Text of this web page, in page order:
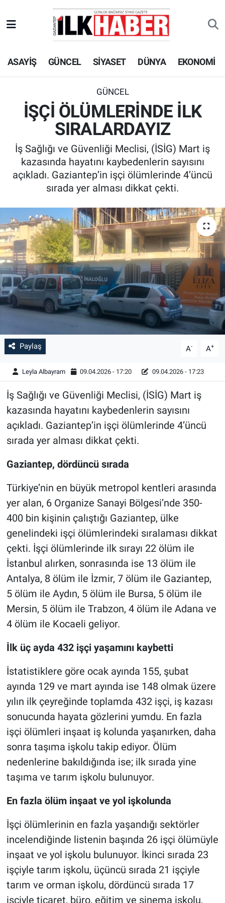
ASAYİŞ GÜNCEL SİYASET DÜNYA EKONOMİ
GÜNCEL
İŞÇİ ÖLÜMLERİNDE İLK
SIRALARDAYIZ
İş Sağlığı ve Güvenliği Meclisi, (İSİG) Mart iş
kazasında hayatını kaybedenlerin sayısını
açıkladı. Gaziantep’in işçi ölümlerinde 4’üncü
sırada yer alması dikkat çekti.
Paylaş A- A+
Leyla Albayram 09.04.2026 - 17:20 09.04.2026 - 17:23
İş Sağlığı ve Güvenliği Meclisi, (İSİG) Mart iş
kazasında hayatını kaybedenlerin sayısını
açıkladı. Gaziantep’in işçi ölümlerinde 4’üncü
sırada yer alması dikkat çekti.
Gaziantep, dördüncü sırada
Türkiye’nin en büyük metropol kentleri arasında
yer alan, 6 Organize Sanayi Bölgesi’nde 350-
400 bin kişinin çalıştığı Gaziantep, ülke
genelindeki işçi ölümlerindeki sıralaması dikkat
çekti. İşçi ölümlerinde ilk sırayı 22 ölüm ile
İstanbul alırken, sonrasında ise 13 ölüm ile
Antalya, 8 ölüm ile İzmir, 7 ölüm ile Gaziantep,
5 ölüm ile Aydın, 5 ölüm ile Bursa, 5 ölüm ile
Mersin, 5 ölüm ile Trabzon, 4 ölüm ile Adana ve
4 ölüm ile Kocaeli geliyor.
İlk üç ayda 432 işçi yaşamını kaybetti
İstatistiklere göre ocak ayında 155, şubat
ayında 129 ve mart ayında ise 148 olmak üzere
yılın ilk çeyreğinde toplamda 432 işçi, iş kazası
sonucunda hayata gözlerini yumdu. En fazla
işçi ölümleri inşaat iş kolunda yaşanırken, daha
sonra taşıma işkolu takip ediyor. Ölüm
nedenlerine bakıldığında ise; ilk sırada yine
taşıma ve tarım işkolu bulunuyor.
En fazla ölüm inşaat ve yol işkolunda
İşçi ölümlerinin en fazla yaşandığı sektörler
incelendiğinde listenin başında 26 işçi ölümüyle
inşaat ve yol işkolu bulunuyor. İkinci sırada 23
işçiyle tarım işkolu, üçüncü sırada 21 işçiyle
tarım ve orman işkolu, dördüncü sırada 17
işçiyle ticaret, büro, eğitim ve sinema işkolu,
EKONOMİ
SİYASET
SPOR
ASAYİŞ
EĞİTİM
KÜLTÜR - SANAT
Beyoğlu Hava Durumu
Beyoğlu Trafik Yoğunluk Haritası
Süper Lig Puan Durumu ve Fikstür
Tüm Manşetler
Haber Arşivi